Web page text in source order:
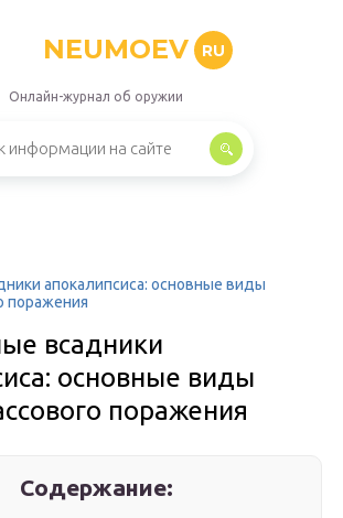
NEUMOEV RU
Онлайн-журнал об оружии
апокалипсиса: основные виды
поражения
всадники
основные виды
поражения
Содержание: